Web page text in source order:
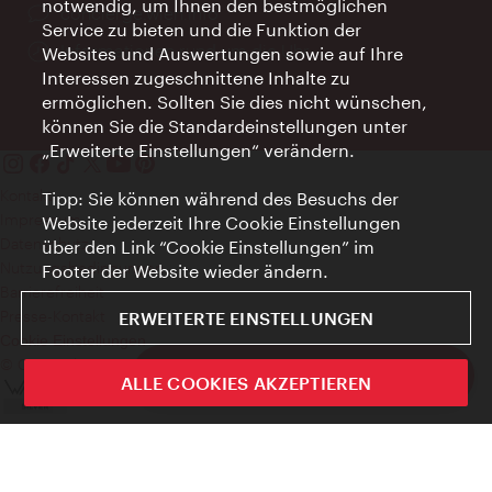
ivie - Die offizielle City Guide App
Ort:
concierge.wien.info
Öffnungszeiten:
Informationen rund um die Uhr
Kontakt
Impressum
Datenschutz
Nutzungsbedingungen
Barrierefreiheit
Cookie Einstellungen
© Copyright WienTourismus
notwendig, um Ihnen den bestmöglichen
Service zu bieten und die Funktion der
Websites und Auswertungen sowie auf Ihre
Interessen zugeschnittene Inhalte zu
ermöglichen. Sollten Sie dies nicht wünschen,
können Sie die Standardeinstellungen unter
„Erweiterte Einstellungen“ verändern.
Tipp: Sie können während des Besuchs der
Website jederzeit Ihre Cookie Einstellungen
über den Link “Cookie Einstellungen” im
Footer der Website wieder ändern.
ERWEITERTE EINSTELLUNGEN
ALLE COOKIES AKZEPTIEREN